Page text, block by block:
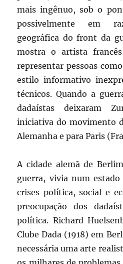
mais ingênuo, sob o
possivelmente em
geográfica do front da
mostra o artista
representar pessoas
estilo informativo
técnicos. Quando a
dadaístas deixaram
iniciativa do movimento
Alemanha e para Paris
A cidade alemã de
guerra, vivia num
crises política, social e
preocupação dos
política. Richard
Clube Dada (1918) em
necessária uma arte